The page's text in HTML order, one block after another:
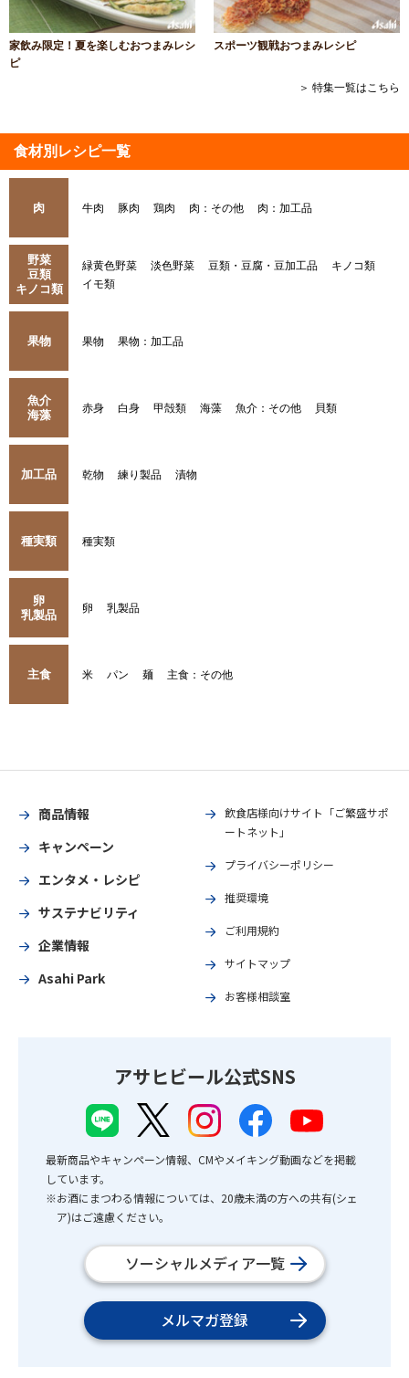
家飲み限定！夏を楽しむおつまみレシ
ピ
スポーツ観戦おつまみレシピ
＞ 特集一覧はこちら
食材別レシピ一覧
肉 牛肉 豚肉 鶏肉 肉：その他 肉：加工品
野菜
豆類
キノコ類
緑黄色野菜 淡色野菜 豆類・豆腐・豆加工品
キノコ類
イモ類
果物 果物 果物：加工品
魚介
海藻
赤身 白身 甲殻類 海藻 魚介：その他 貝類
加工品 乾物 練り製品 漬物
種実類 種実類
卵
乳製品
卵 乳製品
主食 米 パン 麺 主食：その他
商品情報
キャンペーン
エンタメ・レシピ
サステナビリティ
企業情報
Asahi Park
飲食店様向けサイト「ご繁盛サポ
ートネット」
プライバシーポリシー
推奨環境
ご利用規約
サイトマップ
お客様相談室
アサヒビール公式SNS
最新商品やキャンペーン情報、CMやメイキング動画などを掲載
しています。
※お酒にまつわる情報については、20歳未満の方への共有(シェ
ア)はご遠慮ください。
ソーシャルメディア一覧
メルマガ登録